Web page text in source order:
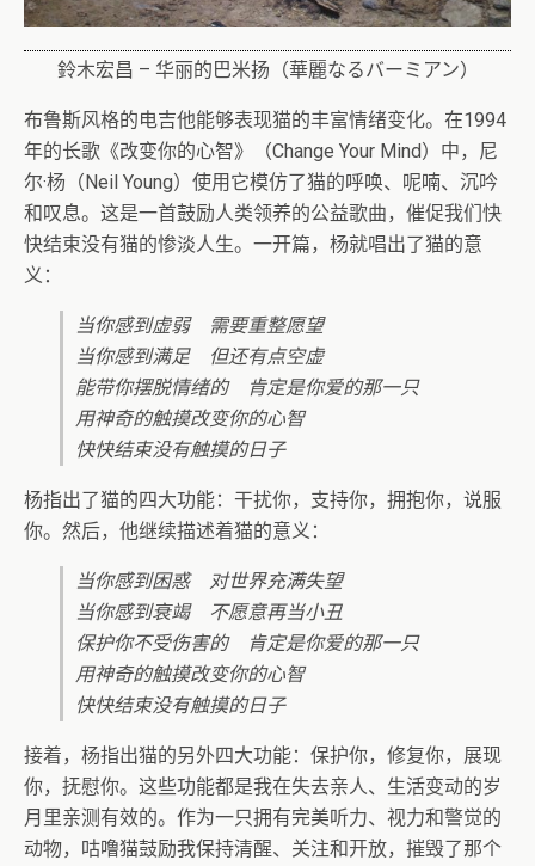
鈴木宏昌 – 华丽的巴米扬（華麗なるバーミアン）
布鲁斯风格的电吉他能够表现猫的丰富情绪变化。在1994
年的长歌《改变你的心智》（Change Your Mind）中，尼
尔·杨（Neil Young）使用它模仿了猫的呼唤、呢喃、沉吟
和叹息。这是一首鼓励人类领养的公益歌曲，催促我们快
快结束没有猫的惨淡人生。一开篇，杨就唱出了猫的意
义：
当你感到虚弱 需要重整愿望
当你感到满足 但还有点空虚
能带你摆脱情绪的 肯定是你爱的那一只
用神奇的触摸改变你的心智
快快结束没有触摸的日子
杨指出了猫的四大功能：干扰你，支持你，拥抱你，说服
你。然后，他继续描述着猫的意义：
当你感到困惑 对世界充满失望
当你感到衰竭 不愿意再当小丑
保护你不受伤害的 肯定是你爱的那一只
用神奇的触摸改变你的心智
快快结束没有触摸的日子
接着，杨指出猫的另外四大功能：保护你，修复你，展现
你，抚慰你。这些功能都是我在失去亲人、生活变动的岁
月里亲测有效的。作为一只拥有完美听力、视力和警觉的
动物，咕噜猫鼓励我保持清醒、关注和开放，摧毁了那个